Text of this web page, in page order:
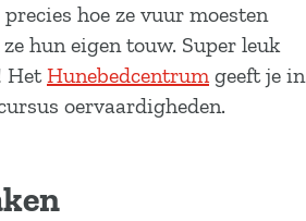
hoe ze vuur moesten
hun eigen touw. Super leuk
HetHunebedcentrum geeft je in
oervaardigheden.